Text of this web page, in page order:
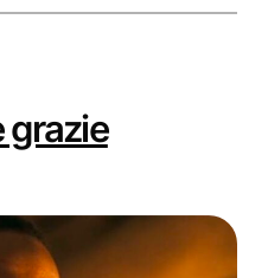
grazie